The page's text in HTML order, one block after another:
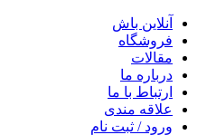
آنلاین باش
فروشگاه
مقالات
درباره ما
ارتباط با ما
علاقه مندی
ورود / ثبت نام